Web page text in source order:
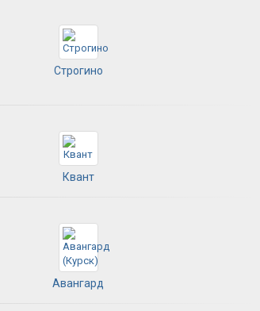
Строгино
Квант
Авангард